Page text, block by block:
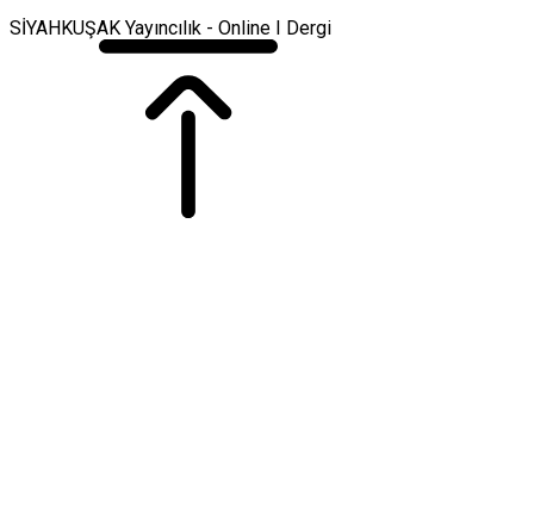
SİYAHKUŞAK Yayıncılık - Online I Dergi